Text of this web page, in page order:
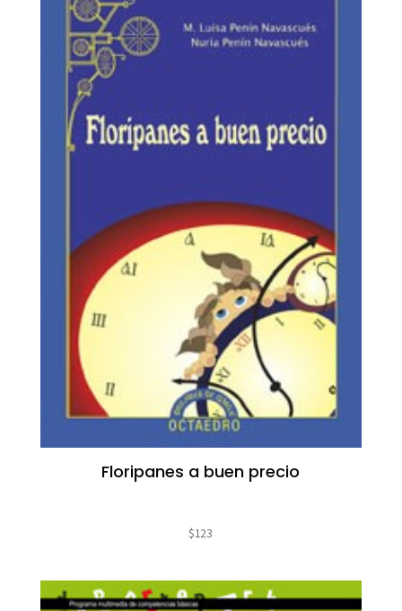
Floripanes a buen precio
$123